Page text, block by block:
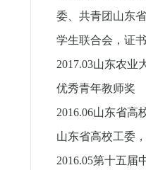
委、共青团山东
学生联合会，证
2017.03山东农业
优秀青年教师奖
2016.06山东省高
山东省高校工委
2016.05第十五届